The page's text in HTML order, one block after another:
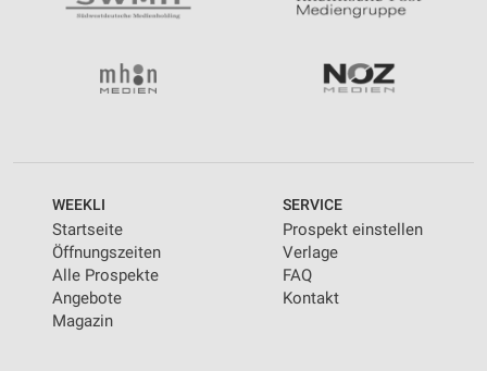
WEEKLI
Startseite
Öffnungszeiten
Alle Prospekte
Angebote
Magazin
SERVICE
Prospekt einstellen
Verlage
FAQ
Kontakt